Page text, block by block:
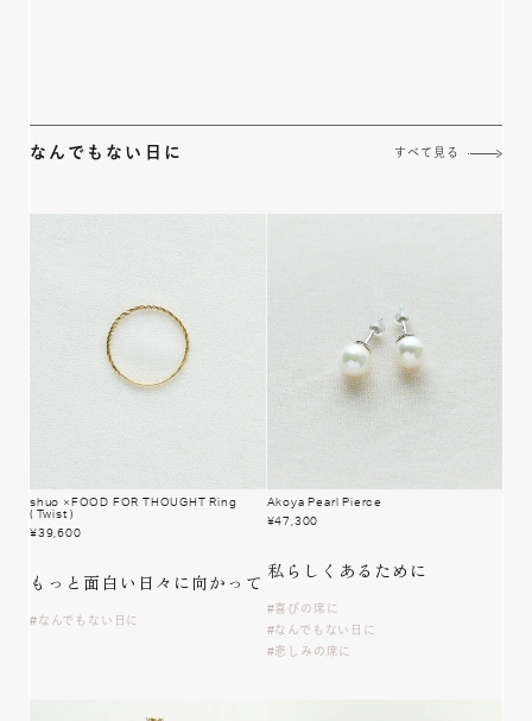
なんでもない日に すべて見る
shuo ×FOOD FOR THOUGHT Ring
( Twist )
¥39,600
もっと面白い 日々に向かって
なんでもない日に
Akoya Pearl Pierce
¥47,300
私らしく あるために
喜びの席に
なんでもない日に
悲しみの席に